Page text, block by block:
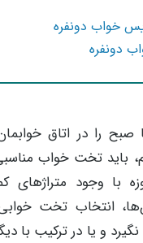
خواب دونفره
دونفره
را در اتاق
باید تخت خواب
با وجود متراژهای
انتخاب تخت خوابی
و یا در ترکیب با